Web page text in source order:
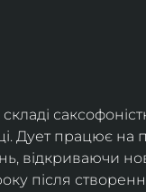
Дует працює на
відкриваючи
після